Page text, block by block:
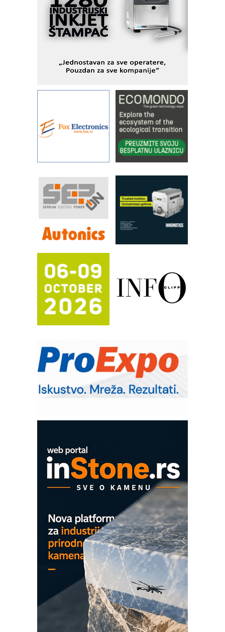
I.SAFE MOBILE revolucioniše
industrijsku automatizaciju
pionirskimmobile operator PANEL-OM
Fleksibilno stezanje i brzo
KIP KOP – napredna rešenja za
savremene industrijske i logističke
Alba d.o.o. – 35 godina preciznosti u
metrologiji i pametnim dozirnim
rešenjima
IBeRTIM - oprema za ispitivanje
STAUFF – Komponente koje
sistema
YAMADA pumpe – japanska
pouzdanost u transferu fluida
Filtration Group Industrial – Napredna
rešenja za filtraciju u hidrauličkim i
procesnim sistemima
FANUC: Najbolje za vašu pametnu
automatizaciju
Efikasno upravljanje energijom
Automatizacija pakovanja · Display
(Shelf-Ready) omotnice
Potpuna efikasnost bez složenih
Trajna oznaka kao dugoročna korist
Bezbednost na prvom mestu!
IB BLUMENAUER - više od 40 godina
poverenja u industriji
OBO sistemi mrežastih nosača kablova
Proizvodnja iC7 Hybrid 1500 VDC
mrežnog pretvarača sa tečnim
hlađenjem